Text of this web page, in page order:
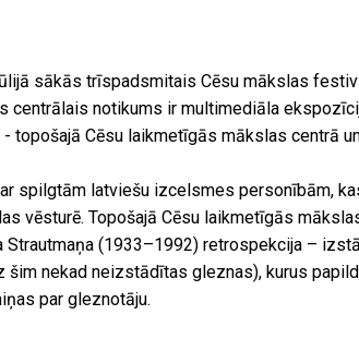
sākās trīspadsmitais Cēsu mākslas
centrālais notikums ir multimediāla
Cēsu laikmetīgās mākslas centrā
spilgtām latviešu izcelsmes personībām,
vēsturē. Topošajā Cēsu laikmetīgās
Strautmaņa (1933–1992) retrospekcija –
nekad neizstādītas gleznas), kurus
par gleznotāju.